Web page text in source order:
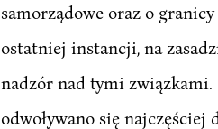
samorządowe oraz o
ostatniej instancji, na
nadzór nad tymi związkami.
odwoływano się